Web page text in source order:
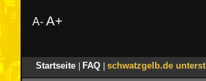
A- A+
Startseite FAQ schwatzgelb.de